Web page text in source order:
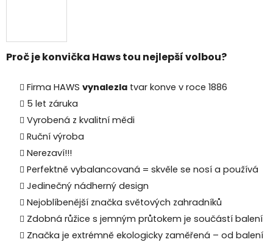
Proč je konvička Haws tou nejlepší volbou?
Firma HAWS vynalezla tvar konve v roce 1886
5 let záruka
Vyrobená z kvalitní mědi
Ruční výroba
Nerezaví!!!
Perfektně vybalancovaná = skvěle se nosí a používá
Jedinečný nádherný design
Nejoblíbenější značka světových zahradníků
Zdobná růžice s jemným průtokem je součástí balení
Značka je extrémně ekologicky zaměřená – od balení